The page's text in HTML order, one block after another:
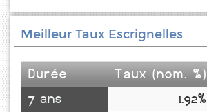
Meilleur Taux Escrignelles
Durée
Taux (nom. %)
7 ans
1.92%